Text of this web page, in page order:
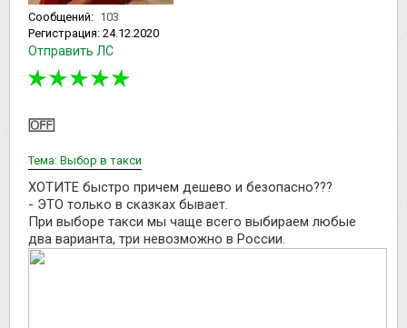
Сообщений: 103
Регистрация: 24.12.2020
Отправить ЛС
Тема: Выбор в такси
ХОТИТЕ быстро причем дешево и безопасно???
- ЭТО только в сказках бывает.
При выборе такси мы чаще всего выбираем любые
два варианта, три невозможно в России.